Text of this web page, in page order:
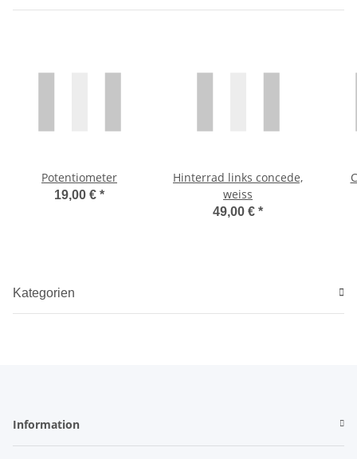
Potentiometer
19,00 € *
Hinterrad links concede,
weiss
49,00 € *
Kategorien
Information